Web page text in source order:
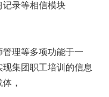
记录等相信模块
理等多项功能于一
集团职工培训的信息
，